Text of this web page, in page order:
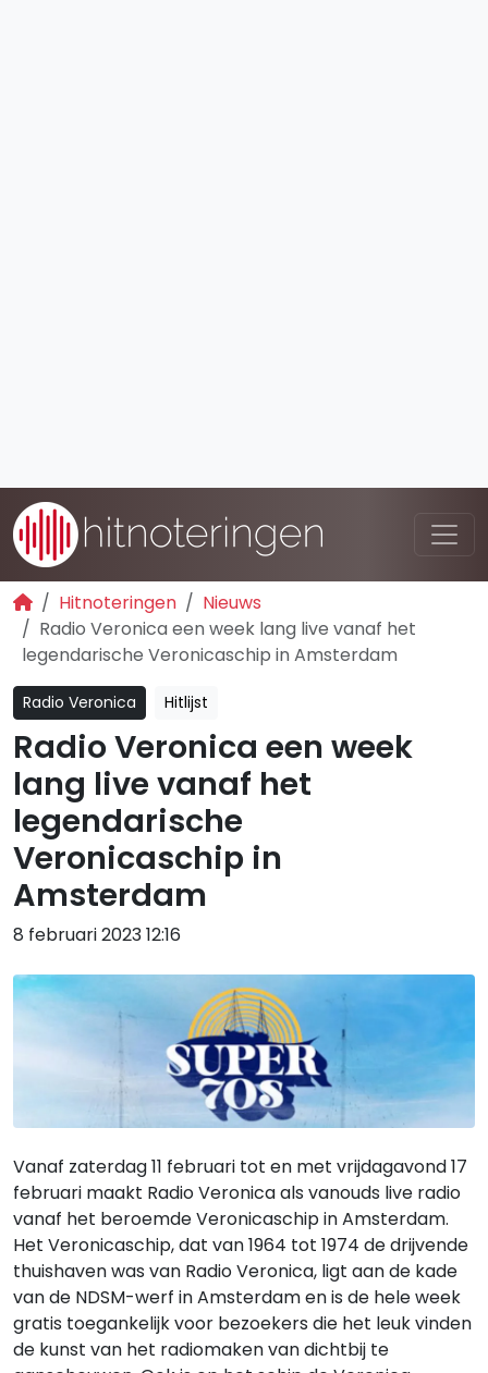
Hitnoteringen
Nieuws
Radio Veronica een week lang live vanaf het
legendarische Veronicaschip in Amsterdam
Radio Veronica Hitlijst
Radio Veronica een week
lang live vanaf het
legendarische
Veronicaschip in
Amsterdam
8 februari 2023 12:16
Vanaf zaterdag 11 februari tot en met vrijdagavond 17
februari maakt Radio Veronica als vanouds live radio
vanaf het beroemde Veronicaschip in Amsterdam.
Het Veronicaschip, dat van 1964 tot 1974 de drijvende
thuishaven was van Radio Veronica, ligt aan de kade
van de NDSM-werf in Amsterdam en is de hele week
gratis toegankelijk voor bezoekers die het leuk vinden
de kunst van het radiomaken van dichtbij te